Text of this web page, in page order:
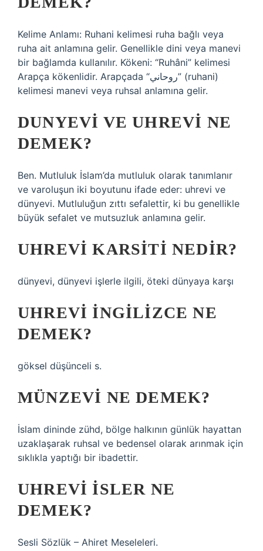
Kelime Anlamı: Ruhani kelimesi ruha bağlı veya
ruha ait anlamına gelir. Genellikle dini veya manevi
bir bağlamda kullanılır. Kökeni: “Ruhâni” kelimesi
Arapça kökenlidir. Arapçada “روحاني” (ruhani)
kelimesi manevi veya ruhsal anlamına gelir.
DUNYEVI VE UHREVI NE
DEMEK?
Ben. Mutluluk İslam’da mutluluk olarak tanımlanır
ve varoluşun iki boyutunu ifade eder: uhrevi ve
dünyevi. Mutluluğun zıttı sefalettir, ki bu genellikle
büyük sefalet ve mutsuzluk anlamına gelir.
UHREVI KARSITI NEDIR?
dünyevi, dünyevi işlerle ilgili, öteki dünyaya karşı
UHREVI INGILIZCE NE
DEMEK?
göksel düşünceli s.
MÜNZEVI NE DEMEK?
İslam dininde zühd, bölge halkının günlük hayattan
uzaklaşarak ruhsal ve bedensel olarak arınmak için
sıklıkla yaptığı bir ibadettir.
UHREVI ISLER NE
DEMEK?
Sesli Sözlük – Ahiret Meseleleri.